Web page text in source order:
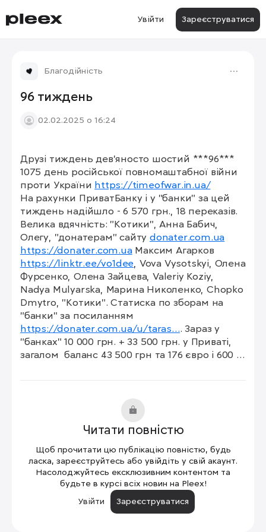
Увійти Зареєструватися
Благодійність
96 тиждень
02.02.2025 о 16:24
Друзі тиждень дев'яносто шостий ***96***
1075 день російської повномаштабної війни
проти України https://timeofwar.in.ua/
На рахунки ПриватБанку і у "банки" за цей
тиждень надійшло - 6 570 грн., 18 переказів.
Велика вдячність: "Котики", Анна Бабич,
Олегу, "донатерам" сайту donater.com.ua
https://donater.com.ua
https://linktr.ee/vo1dee, Vova Vysotskyi, Олена
Фурсенко, Олена Зайцева, Valeriy Koziy,
Nadya Mulyarska, Марина Николенко, Chopko
Dmytro, "Котики". Статиска по зборам на
https://donater.com.ua/u/taras…. Зараз у
"банках" 10 000 грн. + 33 500 грн. у Приваті,
загалом  баланс 43 500 грн та 176 євро і 600
Хлопцям зараз дуже потрібний Мавік-3Т який
ворог проводить вночі або у повних сутінках.
Вартість пташки 170 тис грн.
Усі донати кратні 100 грн приймають участь
в лотереї картини "Пір'їна" від Руслани
https://www.facebook.com/taras…
Сьогодні кожний з нас воїн,
Читати повністю
Щоб прочитати цю публікацію повністю, будь
ласка, зареєструйтесь або увійдіть у свій акаунт.
Насолоджуйтесь ексклюзивним контентом та
будьте в курсі всіх новин на Pleex!
Увійти
Зареєструватися